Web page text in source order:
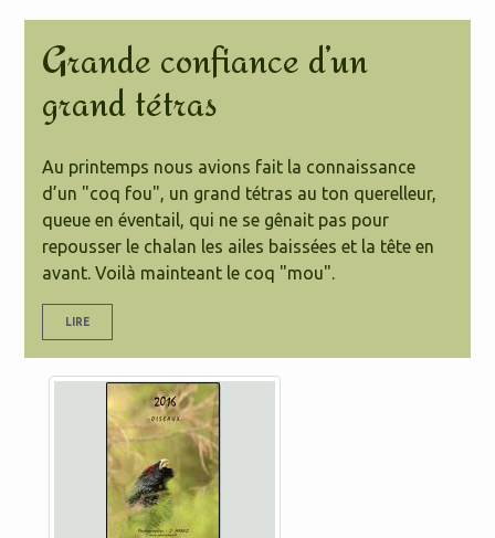
Grande confiance d’un
grand tétras
Au printemps nous avions fait la connaissance
d’un "coq fou", un grand tétras au ton querelleur,
queue en éventail, qui ne se gênait pas pour
repousser le chalan les ailes baissées et la tête en
avant. Voilà mainteant le coq "mou".
LIRE